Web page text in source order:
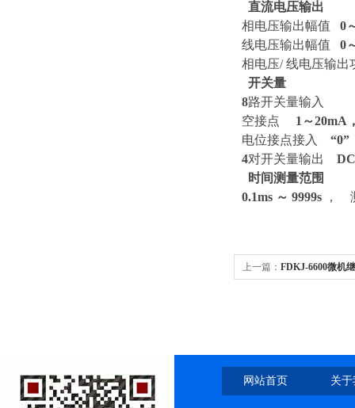
 直流电压输出
相电压输出幅值 0
线电压输出幅值
0
相电压/ 线电压输
 开关量
8路开关量输入
空接点
1～20mA
电位接点接入 “0”
4对开关量输出
 时间测量范围
0.1ms ～ 9999s ，
上一篇： FDKJ-6600微机
网站首页 关